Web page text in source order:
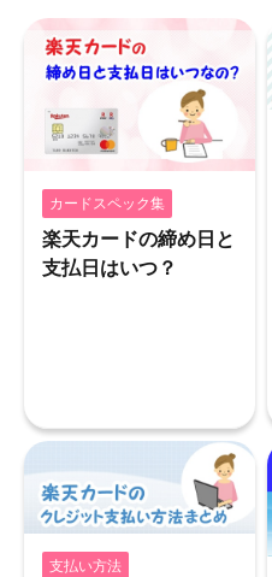
カードスペック集
楽天カードの締め日と
支払日はいつ？
支払い方法